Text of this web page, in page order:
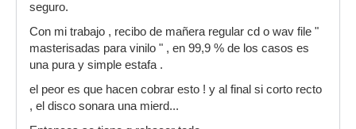
seguro.
Con mi trabajo , recibo de mañera regular cd o wav file "
masterisadas para vinilo " , en 99,9 % de los casos es
una pura y simple estafa .
el peor es que hacen cobrar esto ! y al final si corto recto
, el disco sonara una mierd...